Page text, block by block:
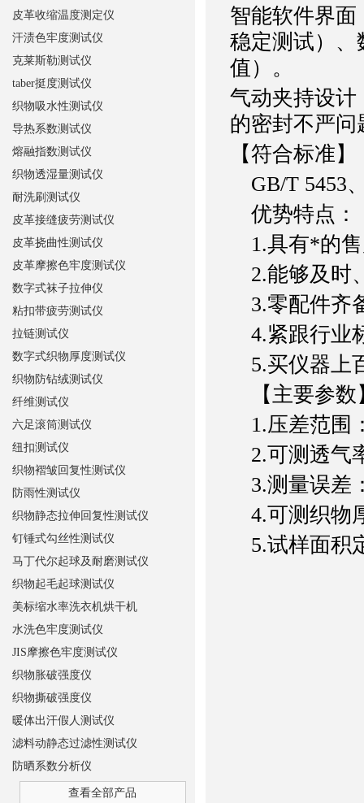
智能软件界
稳定测试）、
值）。
气动夹持设计
的密封不严问
【符合标准】
GB/T 5453
优势特点：
1.具有*的售
2.能够及时
3.零配件齐
4.紧跟行业
5.买仪器上
【主要参数
1.压差范围
2.可测透气
3.测量误差
4.可测织物
5.试样面积
皮革收缩温度测定仪
汗渍色牢度测试仪
克莱斯勒测试仪
taber挺度测试仪
织物吸水性测试仪
导热系数测试仪
熔融指数测试仪
织物透湿量测试仪
耐洗刷测试仪
皮革接缝疲劳测试仪
皮革挠曲性测试仪
皮革摩擦色牢度测试仪
数字式袜子拉伸仪
粘扣带疲劳测试仪
拉链测试仪
数字式织物厚度测试仪
织物防钻绒测试仪
纤维测试仪
六足滚筒测试仪
纽扣测试仪
织物褶皱回复性测试仪
防雨性测试仪
织物静态拉伸回复性测试仪
钉锤式勾丝性测试仪
马丁代尔起球及耐磨测试仪
织物起毛起球测试仪
美标缩水率洗衣机烘干机
水洗色牢度测试仪
JIS摩擦色牢度测试仪
织物胀破强度仪
织物撕破强度仪
暖体出汗假人测试仪
滤料动静态过滤性测试仪
防晒系数分析仪
查看全部产品